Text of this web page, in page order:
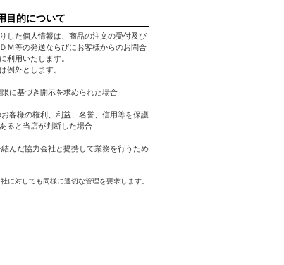
目的について
した個人情報は、商品の注文の受付及び
Ｍ等の発送ならびにお客様からのお問合
利用いたします。
例外とします。
に基づき開示を求められた場合
客様の権利、利益、名誉、信用等を保護
ると当店が判断した場合
んだ協力会社と提携して業務を行うため
に対しても同様に適切な管理を要求します。